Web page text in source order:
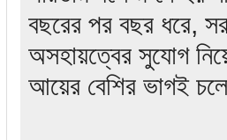
বছরের পর বছর ধরে,
অসহায়ত্বের সুযোগ
আয়ের বেশির ভাগই